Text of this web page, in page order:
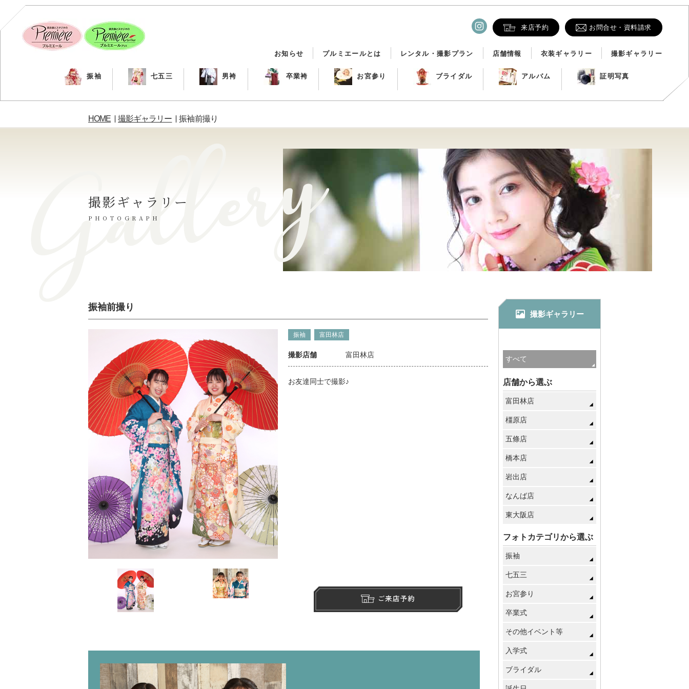
来店予約 お問合せ・資料請求
お知らせ プルミエールとは レンタル・撮影プラン 店舗情報 衣装ギャラリー 撮影ギャラリー
振袖 七五三 男袴 卒業袴 お宮参り ブライダル アルバム 証明写真
HOME 撮影ギャラリー 振袖前撮り
撮影ギャラリー
PHOTOGRAPH
振袖前撮り
振袖 富田林店
撮影店舗 富田林店
お友達同士で撮影♪
撮影ギャラリー
店舗から選ぶ
富田林店
橿原店
五條店
橋本店
岩出店
なんば店
東大阪店
フォトカテゴリから選ぶ
振袖
七五三
お宮参り
卒業式
その他イベント等
入学式
ブライダル